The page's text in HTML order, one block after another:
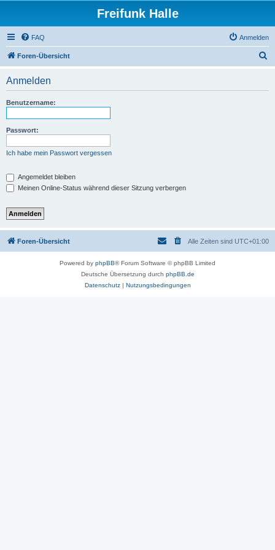
Freifunk Halle
FAQ Anmelden
Foren-Übersicht
Anmelden
Benutzername:
Passwort:
Ich habe mein Passwort vergessen
Angemeldet bleiben
Meinen Online-Status während dieser Sitzung verbergen
Foren-Übersicht Alle Zeiten sind UTC+01:00
Powered by phpBB® Forum Software © phpBB Limited
Deutsche Übersetzung durch phpBB.de
Datenschutz| Nutzungsbedingungen